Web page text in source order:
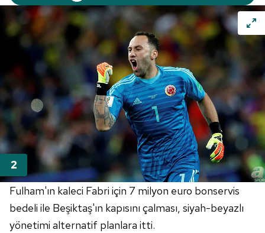
Fulham'ın kaleci Fabri için 7 milyon euro bonservis
bedeli ile Beşiktaş'ın kapısını çalması, siyah-beyazlı
yönetimi alternatif planlara itti.